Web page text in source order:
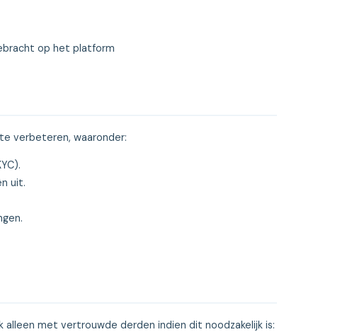
op het platform
verbeteren, waaronder:
uit.
met vertrouwde derden indien dit noodzakelijk is: